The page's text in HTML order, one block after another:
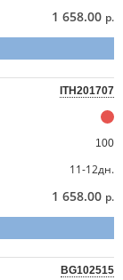
1 658.00 р.
ITH201707
100
11-12дн.
1 658.00 р.
BG102515